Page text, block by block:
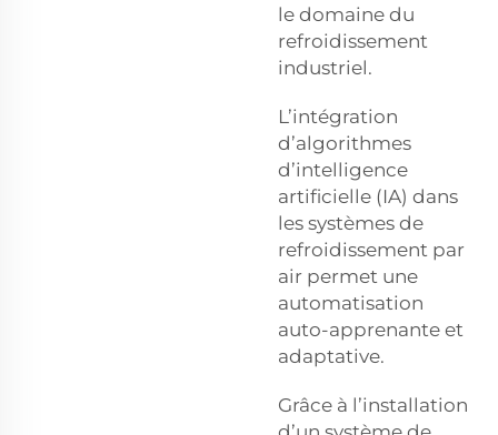
le domaine du
refroidissement
industriel.
L’intégration
d’algorithmes
d’intelligence
artificielle (IA) dans
les systèmes de
refroidissement par
air permet une
automatisation
auto-apprenante et
adaptative.
Grâce à l’installation